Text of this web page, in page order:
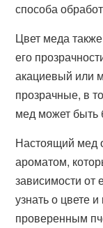
способа
Цвет меда
его
акациевый или
прозрачные, в
мед может
Настоящий мед
ароматом,
зависимости от
узнать о цвете
проверенным